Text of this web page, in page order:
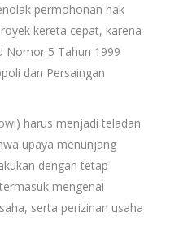
permohonan hak
kereta cepat, karena
Nomor 5 Tahun 1999
dan Persaingan
harus menjadi teladan
upaya menunjang
dengan tetap
mengenai
serta perizinan usaha